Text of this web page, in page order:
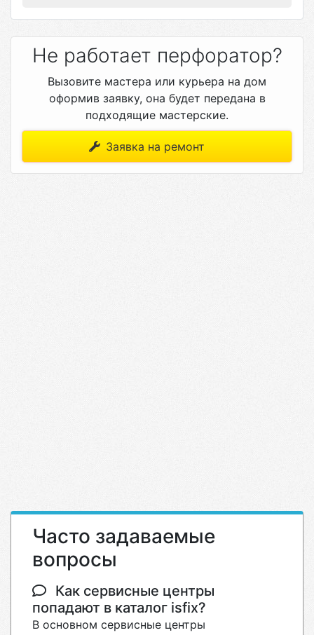
Не работает перфоратор?
Вызовите мастера или курьера на дом
оформив заявку, она будет передана в
подходящие мастерские.
Заявка на ремонт
Часто задаваемые
вопросы
Как сервисные центры
попадают в каталог isfix?
В основном сервисные центры